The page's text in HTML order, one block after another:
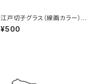
江戸切子グラス（線画カラー）の
イラスト
¥500